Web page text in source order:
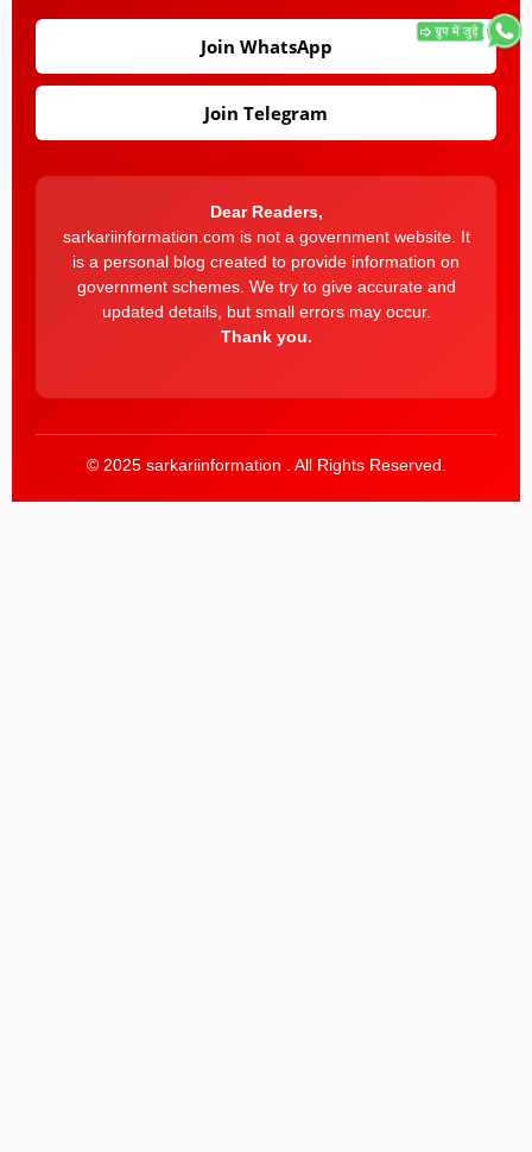
Join WhatsApp
Join Telegram
Dear Readers,
sarkariinformation.com is not a government website. It
is a personal blog created to provide information on
government schemes. We try to give accurate and
updated details, but small errors may occur.
Thank you.
© 2025 sarkariinformation . All Rights Reserved.